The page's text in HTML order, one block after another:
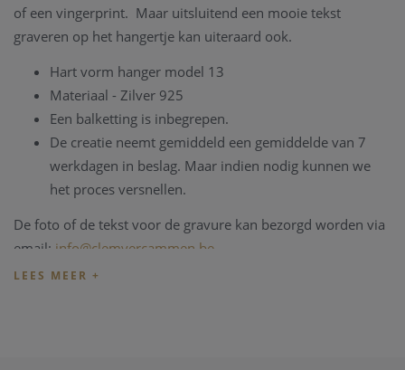
of een vingerprint. Maar uitsluitend een mooie tekst
graveren op het hangertje kan uiteraard ook.
Hart vorm hanger model 13
Materiaal - Zilver 925
Een balketting is inbegrepen.
De creatie neemt gemiddeld een gemiddelde van 7
werkdagen in beslag. Maar indien nodig kunnen we
het proces versnellen.
De foto of de tekst voor de gravure kan bezorgd worden via
email: info@clemvercammen.be
De vingerprint - foto - kan eveneens bezorgd worden via